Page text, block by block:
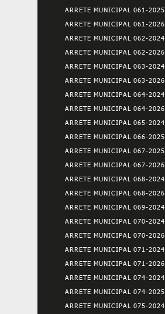
ARRETE MUNICIPAL 061-2025
ARRETE MUNICIPAL 061-2026
ARRETE MUNICIPAL 062-2024
ARRETE MUNICIPAL 062-2026
ARRETE MUNICIPAL 063-2024
ARRETE MUNICIPAL 063-2026
ARRETE MUNICIPAL 064-2024
ARRETE MUNICIPAL 064-2026
ARRETE MUNICIPAL 065-2024
ARRETE MUNICIPAL 066-2025
ARRETE MUNICIPAL 067-2025
ARRETE MUNICIPAL 067-2026
ARRETE MUNICIPAL 068-2024
ARRETE MUNICIPAL 068-2026
ARRETE MUNICIPAL 069-2024
ARRETE MUNICIPAL 070-2024
ARRETE MUNICIPAL 070-2026
ARRETE MUNICIPAL 071-2024
ARRETE MUNICIPAL 071-2026
ARRETE MUNICIPAL 074-2024
ARRETE MUNICIPAL 074-2025
ARRETE MUNICIPAL 075-2024